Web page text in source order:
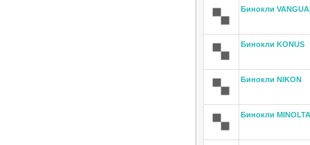
Бинокли
Бинокли KONUS
Бинокли NIKON
Бинокли MINOLTA